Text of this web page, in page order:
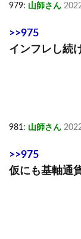
979: 山師さん
>>975
インフレし続
981: 山師さん
>>975
仮にも基軸通